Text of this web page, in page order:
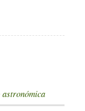
astronómica